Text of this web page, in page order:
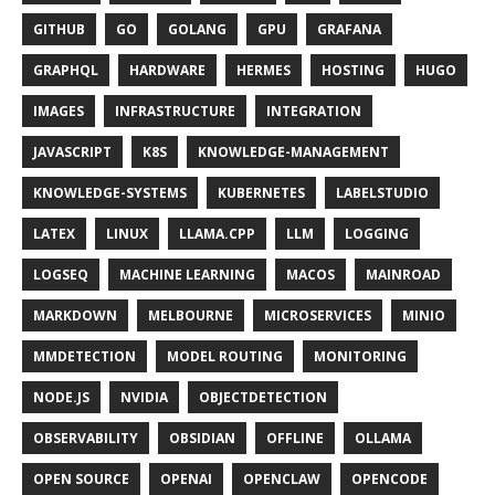
GITHUB GO GOLANG GPU GRAFANA
GRAPHQL HARDWARE HERMES HOSTING HUGO
IMAGES INFRASTRUCTURE INTEGRATION
JAVASCRIPT K8S KNOWLEDGE-MANAGEMENT
KNOWLEDGE-SYSTEMS KUBERNETES LABELSTUDIO
LATEX LINUX LLAMA.CPP LLM LOGGING
LOGSEQ MACHINE LEARNING MACOS MAINROAD
MARKDOWN MELBOURNE MICROSERVICES MINIO
MMDETECTION MODEL ROUTING MONITORING
NODE.JS NVIDIA OBJECTDETECTION
OBSERVABILITY OBSIDIAN OFFLINE OLLAMA
OPEN SOURCE OPENAI OPENCLAW OPENCODE